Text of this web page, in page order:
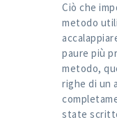
Ciò che
metodo
paure più
metodo,
righe di un
state